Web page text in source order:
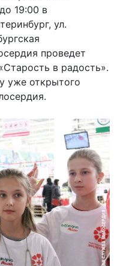
19:00 в
ул.
проведет
в радость».
уже открытого